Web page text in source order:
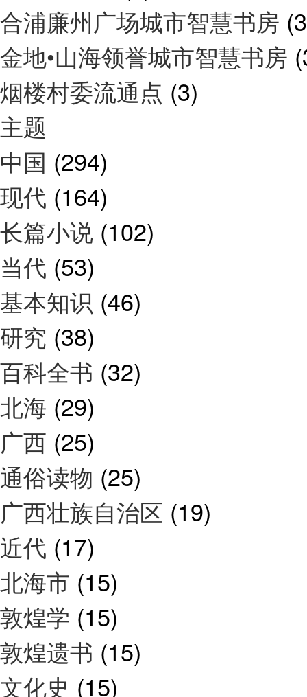
合浦廉州广场城市智慧书房
金地•山海领誉城市智慧书房
烟楼村委流通点 (3)
主题
中国 (294)
现代 (164)
长篇小说 (102)
当代 (53)
基本知识 (46)
研究 (38)
百科全书 (32)
北海 (29)
广西 (25)
通俗读物 (25)
广西壮族自治区 (19)
近代 (17)
北海市 (15)
敦煌学 (15)
敦煌遗书 (15)
文化史 (15)